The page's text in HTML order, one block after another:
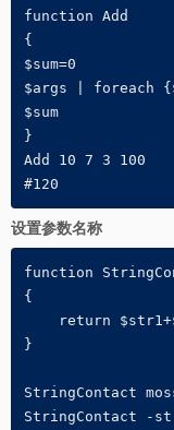
function Add
{
$sum=0
$args | foreach
$sum
}
Add 10 7 3 100
#120
设置参数名称
function
{
return
}
StringContact
StringContact -